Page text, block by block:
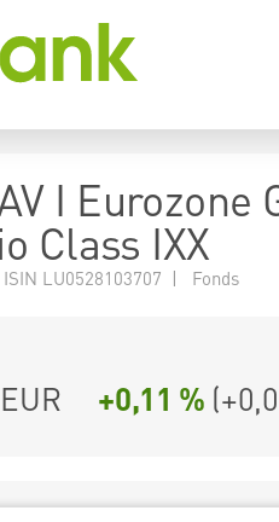
I Eurozone
Class IXX
LU0528103707 | Fonds
+0,11 % (